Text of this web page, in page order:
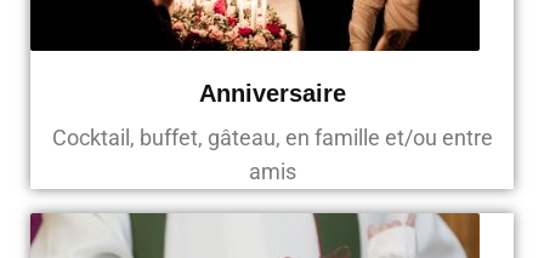
Anniversaire
Cocktail, buffet, gâteau, en famille et/ou entre
amis